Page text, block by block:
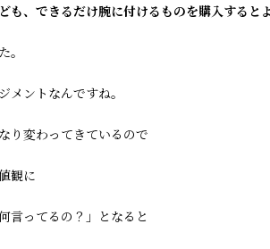
も、できるだけ腕に付けるものを購入すると
。
メントなんですね。
り変わってきているので
観に
言ってるの？」となると